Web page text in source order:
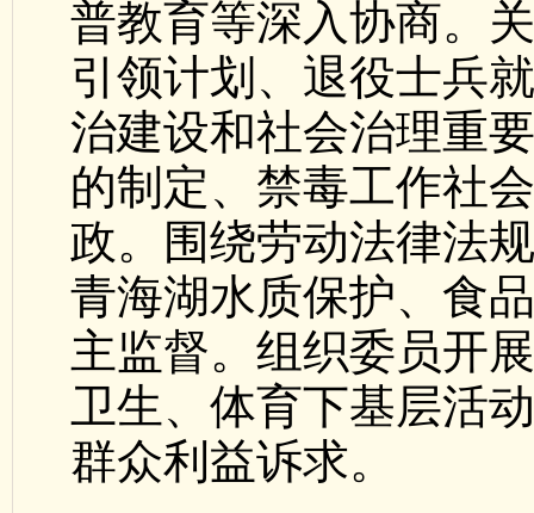
普教育等深入协商。
引领计划、退役士兵
治建设和社会治理重
的制定、禁毒工作社
政。围绕劳动法律法
青海湖水质保护、食
主监督。组织委员开
卫生、体育下基层活
群众利益诉求。